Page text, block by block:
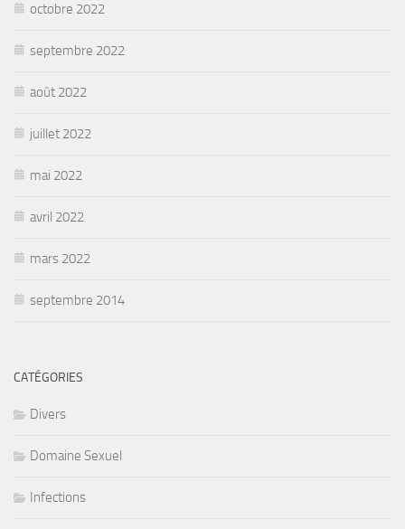
octobre 2022
septembre 2022
août 2022
juillet 2022
mai 2022
avril 2022
mars 2022
septembre 2014
CATÉGORIES
Divers
Domaine Sexuel
Infections